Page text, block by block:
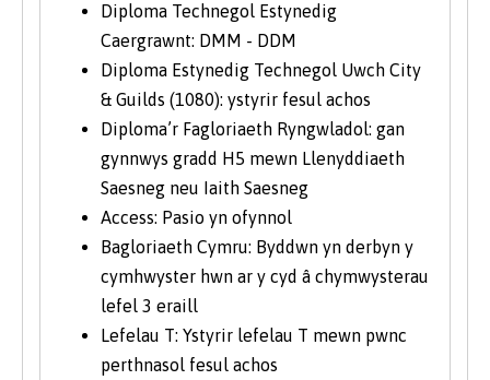
Diploma Technegol Estynedig
Caergrawnt: DMM - DDM
Diploma Estynedig Technegol Uwch City
& Guilds (1080): ystyrir fesul achos
Diploma’r Fagloriaeth Ryngwladol: gan
gynnwys gradd H5 mewn Llenyddiaeth
Saesneg neu Iaith Saesneg
Access: Pasio yn ofynnol
Bagloriaeth Cymru: Byddwn yn derbyn y
cymhwyster hwn ar y cyd â chymwysterau
lefel 3 eraill
Lefelau T: Ystyrir lefelau T mewn pwnc
perthnasol fesul achos